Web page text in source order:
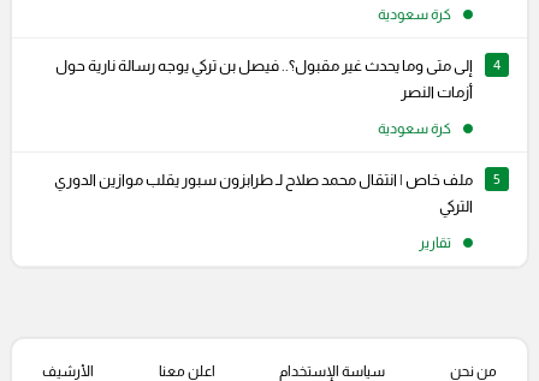
كرة سعودية
4
إلى متى وما يحدث غير مقبول؟.. فيصل بن تركي يوجه رسالة نارية حول
أزمات النصر
كرة سعودية
5
ملف خاص | انتقال محمد صلاح لـ طرابزون سبور يقلب موازين الدوري
التركي
تقارير
من نحن سياسة الإستخدام اعلن معنا الأرشيف